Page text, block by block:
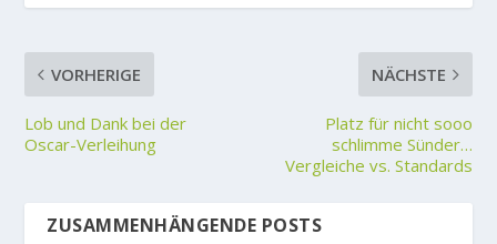
VORHERIGE
Lob und Dank bei der
Oscar-Verleihung
NÄCHSTE
Platz für nicht sooo
schlimme Sünder…
Vergleiche vs. Standards
ZUSAMMENHÄNGENDE POSTS